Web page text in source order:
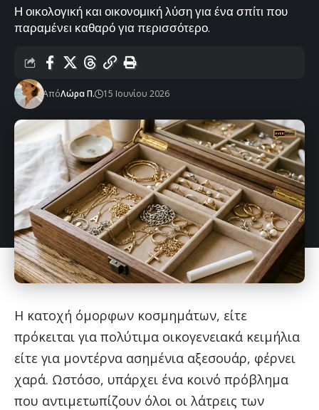
Η οικολογική και οικονομική λύση για ένα σπίτι που
παραμένει καθαρό για περισσότερο.
ΑπόΛώρα Π. 15 Ιουνίου 2026
Η κατοχή όμορφων κοσμημάτων, είτε
πρόκειται για πολύτιμα οικογενειακά κειμήλια
είτε για μοντέρνα ασημένια αξεσουάρ, φέρνει
χαρά. Ωστόσο, υπάρχει ένα κοινό πρόβλημα
που αντιμετωπίζουν όλοι οι λάτρεις των